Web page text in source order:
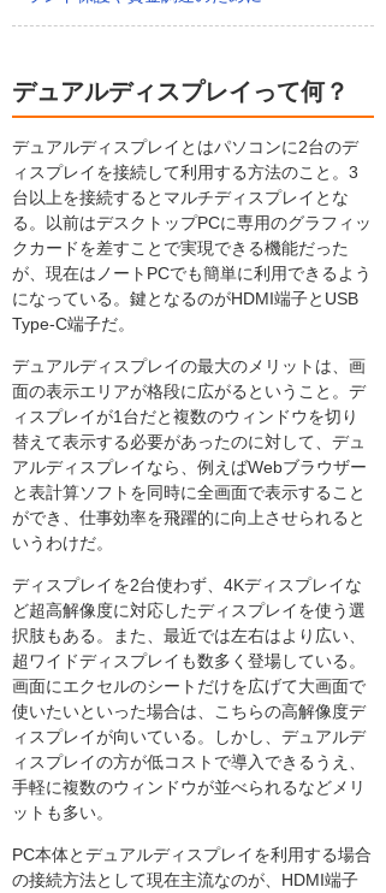
デュアルディスプレイって何？
デュアルディスプレイとはパソコンに2台のデ
ィスプレイを接続して利用する方法のこと。3
台以上を接続するとマルチディスプレイとな
る。以前はデスクトップPCに専用のグラフィッ
クカードを差すことで実現できる機能だった
が、現在はノートPCでも簡単に利用できるよう
になっている。鍵となるのがHDMI端子とUSB
Type-C端子だ。
デュアルディスプレイの最大のメリットは、画
面の表示エリアが格段に広がるということ。デ
ィスプレイが1台だと複数のウィンドウを切り
替えて表示する必要があったのに対して、デュ
アルディスプレイなら、例えばWebブラウザー
と表計算ソフトを同時に全画面で表示すること
ができ、仕事効率を飛躍的に向上させられると
いうわけだ。
ディスプレイを2台使わず、4Kディスプレイな
ど超高解像度に対応したディスプレイを使う選
択肢もある。また、最近では左右はより広い、
超ワイドディスプレイも数多く登場している。
画面にエクセルのシートだけを広げて大画面で
使いたいといった場合は、こちらの高解像度デ
ィスプレイが向いている。しかし、デュアルデ
ィスプレイの方が低コストで導入できるうえ、
手軽に複数のウィンドウが並べられるなどメリ
ットも多い。
PC本体とデュアルディスプレイを利用する場合
の接続方法として現在主流なのが、HDMI端子